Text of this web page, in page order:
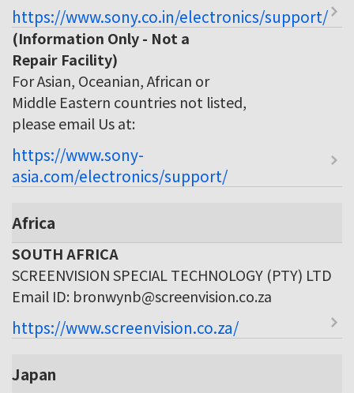
https://www.sony.co.in/electronics/support/
(Information Only - Not a
Repair Facility)
For Asian, Oceanian, African or
Middle Eastern countries not listed,
please email Us at:
https://www.sony-
asia.com/electronics/support/
Africa
SOUTH AFRICA
SCREENVISION SPECIAL TECHNOLOGY (PTY) LTD
Email ID: bronwynb@screenvision.co.za
https://www.screenvision.co.za/
Japan